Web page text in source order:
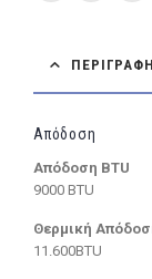
ΠΕΡΙΓΡΑΦΉ
Απόδοση
Απόδοση BTU
9000 BTU
Θερμική
11.600BTU